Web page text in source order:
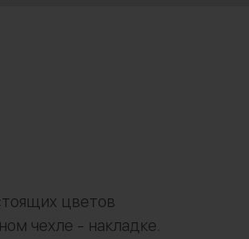
цветов
чехле - накладке.